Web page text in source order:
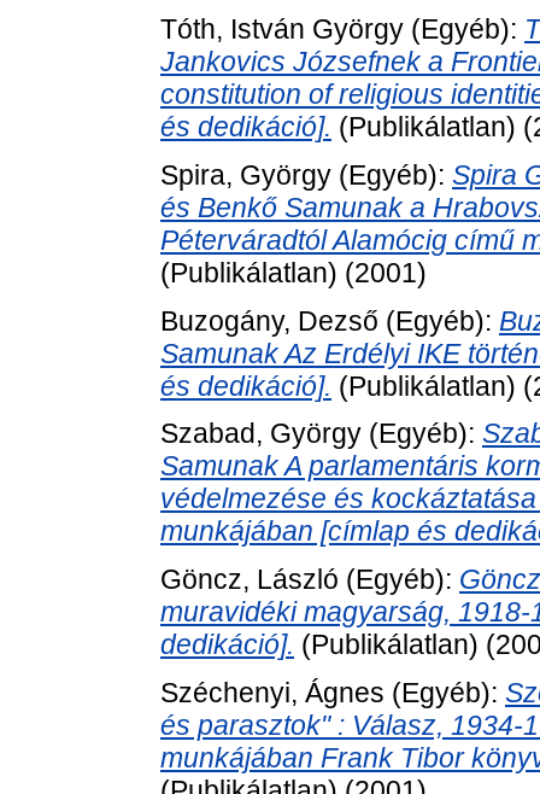
Tóth, István György (Egyéb):
Jankovics Józsefnek a
constitution of religious
és dedikáció]. (Publikálatlan)
Spira, György (Egyéb): Spira
és Benkő Samunak a
Péterváradtól Alamócig című
(Publikálatlan) (2001)
Buzogány, Dezső (Egyéb):
Samunak Az Erdélyi IKE
és dedikáció]. (Publikálatlan)
Szabad, György (Egyéb):
Samunak A parlamentáris
védelmezése és
munkájában [címlap és
Göncz, László (Egyéb):
muravidéki magyarság,
dedikáció]. (Publikálatlan)
Széchenyi, Ágnes (Egyéb):
és parasztok" : Válasz, 1934-
munkájában Frank Tibor